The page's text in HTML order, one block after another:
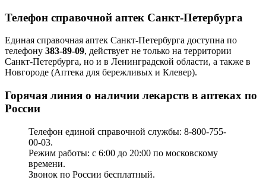
Телефон справочной аптек Санкт-Петербурга
Единая справочная аптек Санкт-Петербурга доступна по
телефону 383-89-09, действует не только на территории
Санкт-Петербурга, но и в Ленинградской области, а также в
Новгороде (Аптека для бережливых и Клевер).
Горячая линия о наличии лекарств в аптеках по
России
Телефон единой справочной службы: 8-800-755-
00-03.
Режим работы: с 6:00 до 20:00 по московскому
времени.
Звонок по России бесплатный.